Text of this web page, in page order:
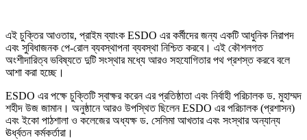
এই চুক্তির আওতায়, প্রাইম ব্যাংক ESDO এর কর্মীদের জন্য একটি আধুনিক নিরাপদ
এবং সুবিধাজনক পে-রোল ব্যবস্থাপনা ব্যবস্থা নিশ্চিত করবে। এই কৌশলগত
অংশীদারিত্ব ভবিষ্যতে দুটি সংস্থার মধ্যে আরও সহযোগিতার পথ প্রশস্ত করবে বলে
আশা করা হচ্ছে।
ESDO এর পক্ষে চুক্তিটি স্বাক্ষর করেন এর প্রতিষ্ঠাতা এবং নির্বাহী পরিচালক ড. মুহাম্মদ
শহীদ উজ জামান। অনুষ্ঠানে আরও উপস্থিত ছিলেন ESDO এর পরিচালক (প্রশাসন)
এবং ইকো পাঠশালা ও কলেজের অধ্যক্ষ ড. সেলিমা আখতার এবং সংস্থার অন্যান্য
ঊর্ধ্বতন কর্মকর্তারা।